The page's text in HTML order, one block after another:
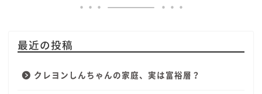
最近の投稿
クレヨンしんちゃんの家庭、実は富裕層？